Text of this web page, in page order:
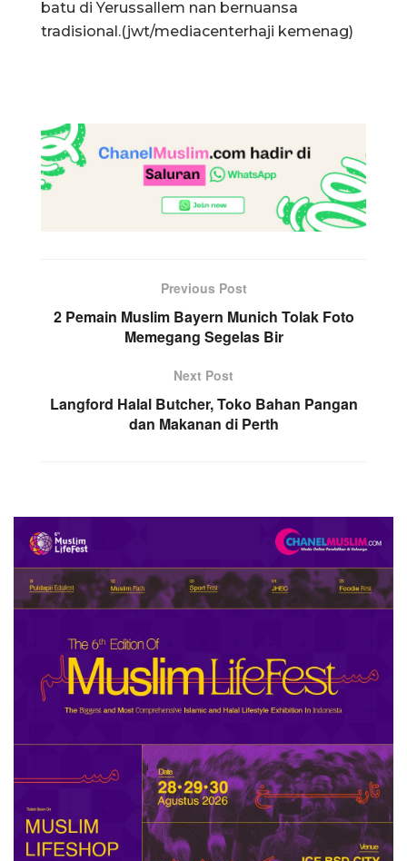
batu di Yerussallem nan bernuansa
tradisional.(jwt/mediacenterhaji kemenag)
Previous Post
2 Pemain Muslim Bayern Munich Tolak Foto
Memegang Segelas Bir
Next Post
Langford Halal Butcher, Toko Bahan Pangan
dan Makanan di Perth